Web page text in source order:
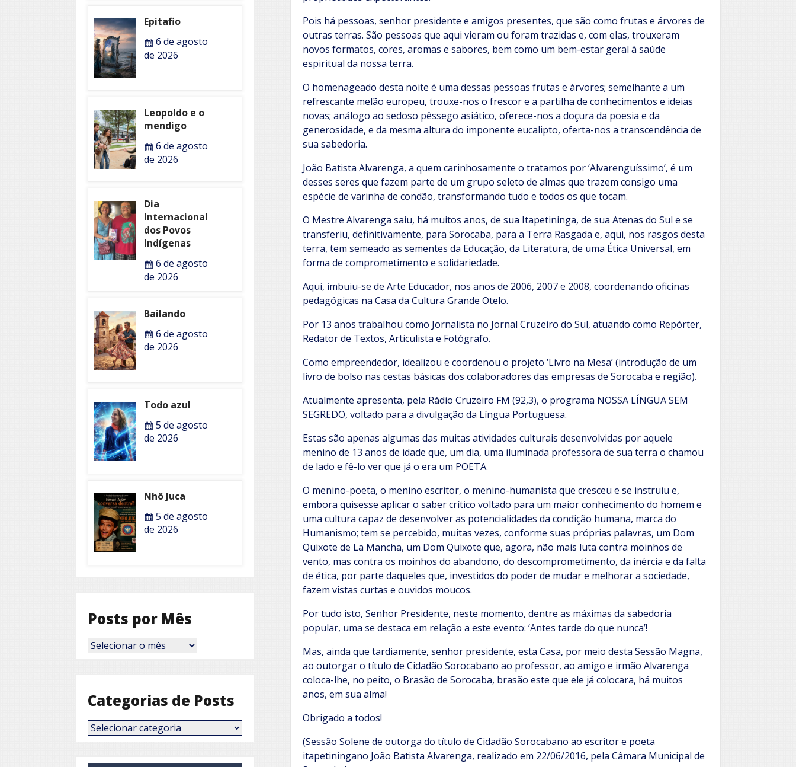
Pois há pessoas, senhor presidente e amigos presentes, que são como frutas e árvores de
outras terras. São pessoas que aqui vieram ou foram trazidas e, com elas, trouxeram
novos formatos, cores, aromas e sabores, bem como um bem-estar geral à saúde
espiritual da nossa terra.
O homenageado desta noite é uma dessas pessoas frutas e árvores; semelhante a um
refrescante melão europeu, trouxe-nos o frescor e a partilha de conhecimentos e ideias
novas; análogo ao sedoso pêssego asiático, oferece-nos a doçura da poesia e da
generosidade, e da mesma altura do imponente eucalipto, oferta-nos a transcendência de
sua sabedoria.
João Batista Alvarenga, a quem carinhosamente o tratamos por ‘Alvarenguíssimo’, é um
desses seres que fazem parte de um grupo seleto de almas que trazem consigo uma
espécie de varinha de condão, transformando tudo e todos os que tocam.
O Mestre Alvarenga saiu, há muitos anos, de sua Itapetininga, de sua Atenas do Sul e se
transferiu, definitivamente, para Sorocaba, para a Terra Rasgada e, aqui, nos rasgos desta
terra, tem semeado as sementes da Educação, da Literatura, de uma Ética Universal, em
forma de comprometimento e solidariedade.
Aqui, imbuiu-se de Arte Educador, nos anos de 2006, 2007 e 2008, coordenando oficinas
pedagógicas na Casa da Cultura Grande Otelo.
Por 13 anos trabalhou como Jornalista no Jornal Cruzeiro do Sul, atuando como Repórter,
Redator de Textos, Articulista e Fotógrafo.
Como empreendedor, idealizou e coordenou o projeto ‘Livro na Mesa’ (introdução de um
livro de bolso nas cestas básicas dos colaboradores das empresas de Sorocaba e região).
Atualmente apresenta, pela Rádio Cruzeiro FM (92,3), o programa NOSSA LÍNGUA SEM
SEGREDO, voltado para a divulgação da Língua Portuguesa.
Estas são apenas algumas das muitas atividades culturais desenvolvidas por aquele
menino de 13 anos de idade que, um dia, uma iluminada professora de sua terra o chamou
de lado e fê-lo ver que já o era um POETA.
O menino-poeta, o menino escritor, o menino-humanista que cresceu e se instruiu e,
embora quisesse aplicar o saber crítico voltado para um maior conhecimento do homem e
uma cultura capaz de desenvolver as potencialidades da condição humana, marca do
Humanismo; tem se percebido, muitas vezes, conforme suas próprias palavras, um Dom
Quixote de La Mancha, um Dom Quixote que, agora, não mais luta contra moinhos de
vento, mas contra os moinhos do abandono, do descomprometimento, da inércia e da falta
de ética, por parte daqueles que, investidos do poder de mudar e melhorar a sociedade,
fazem vistas curtas e ouvidos moucos.
Por tudo isto, Senhor Presidente, neste momento, dentre as máximas da sabedoria
popular, uma se destaca em relação a este evento: ‘Antes tarde do que nunca’!
Mas, ainda que tardiamente, senhor presidente, esta Casa, por meio desta Sessão Magna,
ao outorgar o título de Cidadão Sorocabano ao professor, ao amigo e irmão Alvarenga
coloca-lhe, no peito, o Brasão de Sorocaba, brasão este que ele já colocara, há muitos
anos, em sua alma!
Obrigado a todos!
(Sessão Solene de outorga do título de Cidadão Sorocabano ao escritor e poeta
itapetiningano João Batista Alvarenga, realizado em 22/06/2016, pela Câmara Municipal de
Epitafio
6 de agosto
de 2026
Leopoldo e o
mendigo
6 de agosto
de 2026
Dia
Internacional
dos Povos
Indígenas
6 de agosto
de 2026
Bailando
6 de agosto
de 2026
Todo azul
5 de agosto
de 2026
Nhô Juca
5 de agosto
de 2026
Posts por Mês
Posts
por
Categorias de Posts
Categorias
de